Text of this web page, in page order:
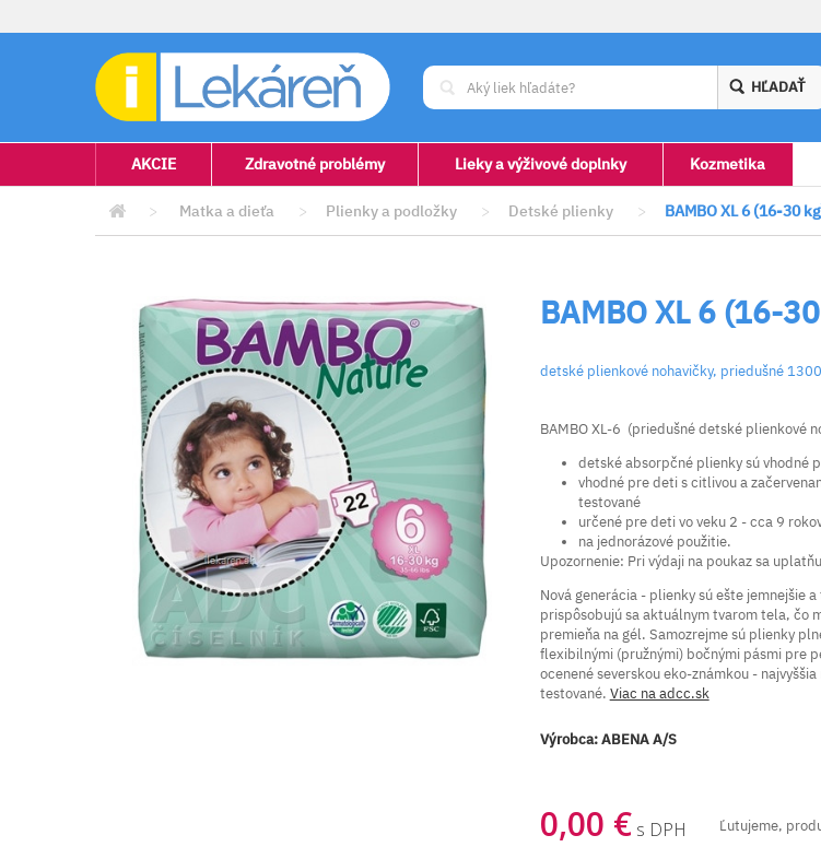
HĽADAŤ
AKCIE Zdravotné problémy Lieky a výživové doplnky Kozmetika
> Matka a dieťa > Plienky a podložky > Detské plienky > BAMBO XL 6 (16-30
BAMBO XL 6 (16-
detské plienkové nohavičky, priedušné
BAMBO XL-6 (priedušné detské plienkové
detské absorpčné plienky sú vhodné
vhodné pre deti s citlivou a
testované
určené pre deti vo veku 2 - cca 9
na jednorázové použitie.
Upozornenie: Pri výdaji na poukaz sa
Nová generácia - plienky sú ešte jemnejšie
prispôsobujú sa aktuálnym tvarom tela, čo
premieňa na gél. Samozrejme sú plienky
flexibilnými (pružnými) bočnými pásmi pre
ocenené severskou eko-známkou -
testované. Viac na adcc.sk
Výrobca:ABENA A/S
0,00 € s DPH Ľutujeme,